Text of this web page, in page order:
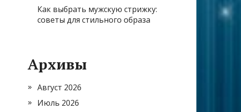
Как выбрать мужскую стрижку:
советы для стильного образа
Архивы
Август 2026
Июль 2026